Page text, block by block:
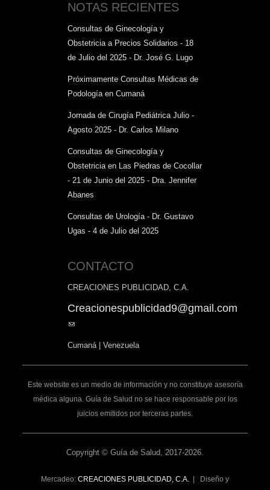
NOTAS RECIENTES
Consultas de Ginecología y
Obstetricia a Precios Solidarios - 18
de Julio del 2025 - Dr. José G. Lugo
Próximamente Consultas Médicas de
Podología en Cumaná
Jornada de Cirugía Pediátrica Julio -
Agosto 2025 - Dr. Carlos Milano
Consultas de Ginecología y
Obstetricia en Las Piedras de Cocollar
- 21 de Junio del 2025 - Dra. Jennifer
Abanes
Consultas de Urología - Dr. Gustavo
Ugas - 4 de Julio del 2025
CONTACTO
CREACIONES PUBLICIDAD, C.A.
Creacionespublicidad9@gmail.com
(link
mail)
Cumaná | Venezuela
Este website es un medio de información y no constituye asesoría
médica alguna. Guía de Salud no se hace responsable por los
juicios emitidos por terceras partes.
Copyright © Guía de Salud, 2017-2026.
Mercadeo: CREACIONES PUBLICIDAD, C.A. | Diseño y